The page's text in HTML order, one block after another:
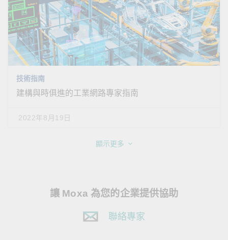
技術指南
建構與時俱進的工業網路專家指南
2022年8月19日
顯示更多
讓 Moxa 為您的企業提供協助
聯絡專家